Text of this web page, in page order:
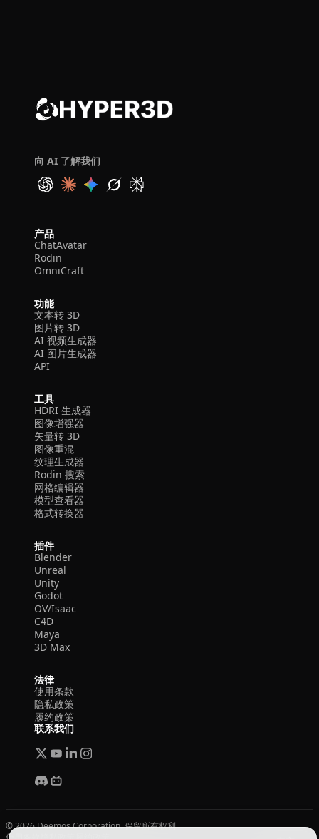
向 AI 了解我们
产品
ChatAvatar
Rodin
OmniCraft
功能
文本转 3D
图片转 3D
AI 视频生成器
AI 图片生成器
API
工具
HDRI 生成器
图像增强器
矢量转 3D
图像重混
纹理生成器
Rodin 搜索
网格编辑器
模型查看器
格式转换器
插件
Blender
Unreal
Unity
Godot
OV/Isaac
C4D
Maya
3D Max
法律
使用条款
隐私政策
履约政策
联系我们
© 2026 Deemos Corporation. 保留所有权利